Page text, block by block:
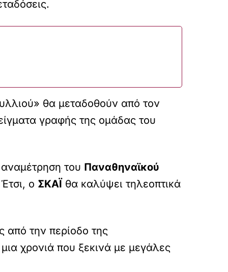
θα μεταδοθούν από τον
γραφής της ομάδας του
του Παναθηναϊκού
ο ΣΚΑΪ θα καλύψει τηλεοπτικά
από την περίοδο της
χρονιά που ξεκινά με μεγάλες